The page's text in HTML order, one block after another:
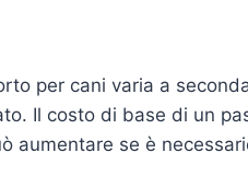
per cani varia a
Il costo di base di un
aumentare se è